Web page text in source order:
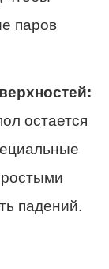
паров
остается
падений.